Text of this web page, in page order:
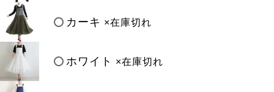
カーキ ×在庫切れ
ホワイト ×在庫切れ